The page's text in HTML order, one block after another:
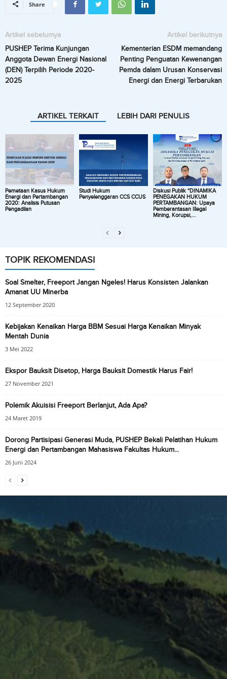
Share
Artikel sebelumya
PUSHEP Terima Kunjungan
Anggota Dewan Energi Nasional
(DEN) Terpilih Periode 2020-
2025
Artikel berikutnya
Kementerian ESDM memandang
Penting Penguatan Kewenangan
Pemda dalam Urusan Konservasi
Energi dan Energi Terbarukan
ARTIKEL TERKAIT LEBIH DARI PENULIS
Pemetaan Kasus Hukum
Energi dan Pertambangan
2020: Analisis Putusan
Pengadilan
Studi Hukum
Penyelenggaran CCS CCUS
Diskusi Publik “DINAMIKA
PENEGAKAN HUKUM
PERTAMBANGAN: Upaya
Pemberantasan Illegal
Mining, Korupsi,...
TOPIK REKOMENDASI
Soal Smelter, Freeport Jangan Ngeles! Harus Konsisten Jalankan
Amanat UU Minerba
12 September 2020
Kebijakan Kenaikan Harga BBM Sesuai Harga Kenaikan Minyak
Mentah Dunia
3 Mei 2022
Ekspor Bauksit Disetop, Harga Bauksit Domestik Harus Fair!
27 November 2021
Polemik Akuisisi Freeport Berlanjut, Ada Apa?
24 Maret 2019
Dorong Partisipasi Generasi Muda, PUSHEP Bekali Pelatihan Hukum
Energi dan Pertambangan Mahasiswa Fakultas Hukum...
26 Juni 2024